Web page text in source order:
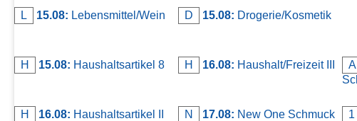
L 15.08: Lebensmittel/Wein D 15.08: Drogerie/Kosmetik
H 15.08: Haushaltsartikel 8 H 16.08: Haushalt/Freizeit III A
H 16.08: Haushaltsartikel II N 17.08: New One Schmuck 1